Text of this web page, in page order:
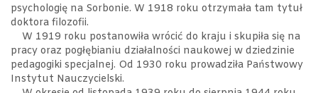
psychologię na Sorbonie. W 1918 roku otrzymała tam tytuł
doktora filozofii.
W 1919 roku postanowiła wrócić do kraju i skupiła się na
pracy oraz pogłębianiu działalności naukowej w dziedzinie
pedagogiki specjalnej. Od 1930 roku prowadziła Państwowy
Instytut Nauczycielski.